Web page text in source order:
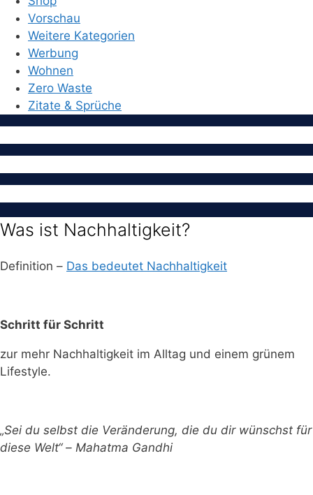
Vorschau
Weitere Kategorien
Werbung
Wohnen
Zero Waste
Zitate & Sprüche
Was ist Nachhaltigkeit?
Definition – Das bedeutet Nachhaltigkeit
Schritt für Schritt
zur mehr Nachhaltigkeit im Alltag und einem grünem
Lifestyle.
„Sei du selbst die Veränderung, die du dir wünschst für
diese Welt“ – Mahatma Gandhi